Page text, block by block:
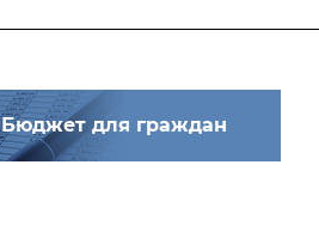
Бюджет для граждан